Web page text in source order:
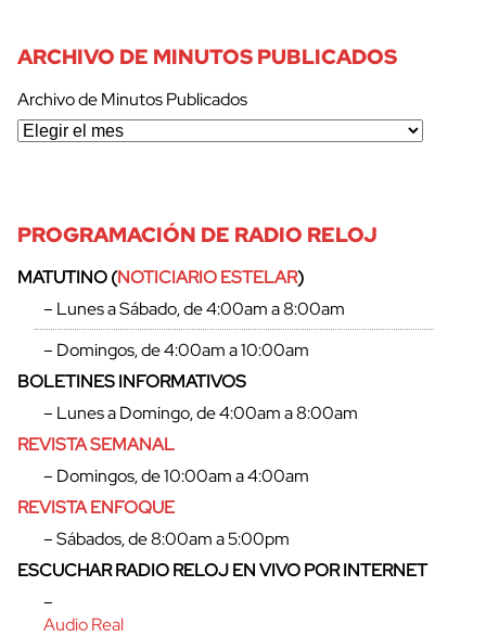
ARCHIVO DE MINUTOS PUBLICADOS
Archivo de Minutos Publicados
PROGRAMACIÓN DE RADIO RELOJ
MATUTINO (NOTICIARIO ESTELAR)
– Lunes a Sábado, de 4:00am a 8:00am
– Domingos, de 4:00am a 10:00am
BOLETINES INFORMATIVOS
– Lunes a Domingo, de 4:00am a 8:00am
REVISTA SEMANAL
– Domingos, de 10:00am a 4:00am
REVISTA ENFOQUE
– Sábados, de 8:00am a 5:00pm
ESCUCHAR RADIO RELOJ EN VIVO POR INTERNET
–
Audio Real